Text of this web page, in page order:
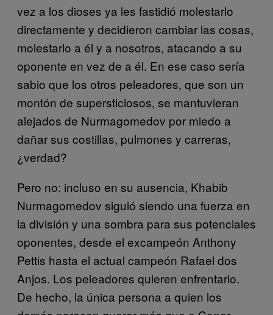
vez a los dioses ya les fastidió molestarlo
directamente y decidieron cambiar las cosas,
molestarlo a él y a nosotros, atacando a su
oponente en vez de a él. En ese caso sería
sabio que los otros peleadores, que son un
montón de supersticiosos, se mantuvieran
alejados de Nurmagomedov por miedo a
dañar sus costillas, pulmones y carreras,
¿verdad?
Pero no: incluso en su ausencia, Khabib
Nurmagomedov siguió siendo una fuerza en
la división y una sombra para sus potenciales
oponentes, desde el excampeón Anthony
Pettis hasta el actual campeón Rafael dos
Anjos. Los peleadores quieren enfrentarlo.
De hecho, la única persona a quien los